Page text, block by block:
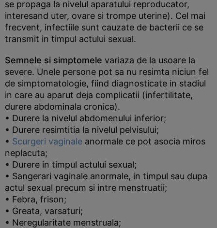
se propaga la nivelul aparatului reproducator,
interesand uter, ovare si trompe uterine). Cel mai
frecvent, infectiile sunt cauzate de bacterii ce se
transmit in timpul actului sexual.
Semnele si simptomele variaza de la usoare la
severe. Unele persone pot sa nu resimta niciun fel
de simptomatologie, fiind diagnosticate in stadiul
in care au aparut deja complicatii (infertilitate,
durere abdominala cronica).
• Durere la nivelul abdomenului inferior;
• Durere resimtitia la nivelul pelvisului;
• Scurgeri vaginale anormale ce pot asocia miros
neplacuta;
• Durere in timpul actului sexual;
• Sangerari vaginale anormale, in timpul sau dupa
actul sexual precum si intre menstruatii;
• Febra, frison;
• Greata, varsaturi;
• Neregularitate menstruala;